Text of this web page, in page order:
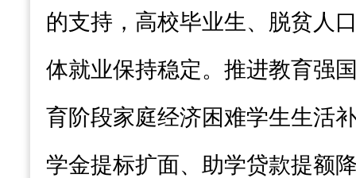
的支持，高校毕业生、脱贫人
体就业保持稳定。推进教育强
育阶段家庭经济困难学生生活
学金提标扩面、助学贷款提额